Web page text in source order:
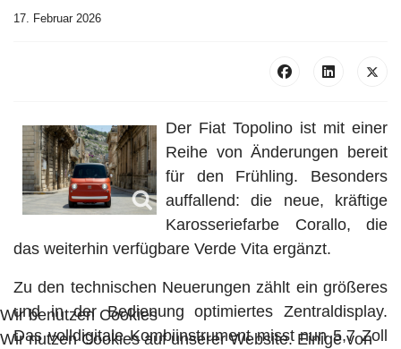
17. Februar 2026
Der Fiat Topolino ist mit einer
Reihe von Änderungen bereit
für den Frühling. Besonders
auffallend: die neue, kräftige
Karosseriefarbe Corallo, die
das weiterhin verfügbare Verde Vita ergänzt.
Zu den technischen Neuerungen zählt ein größeres
und in der Bedienung optimiertes Zentraldisplay.
Das volldigitale Kombiinstrument misst nun 5,7 Zoll
Wir benutzen Cookies
Wir nutzen Cookies auf unserer Website. Einige von